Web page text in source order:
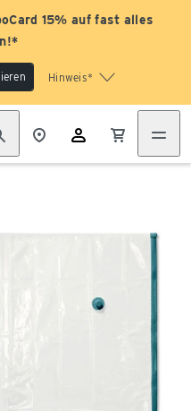
15% auf fast alles
Hinweis*